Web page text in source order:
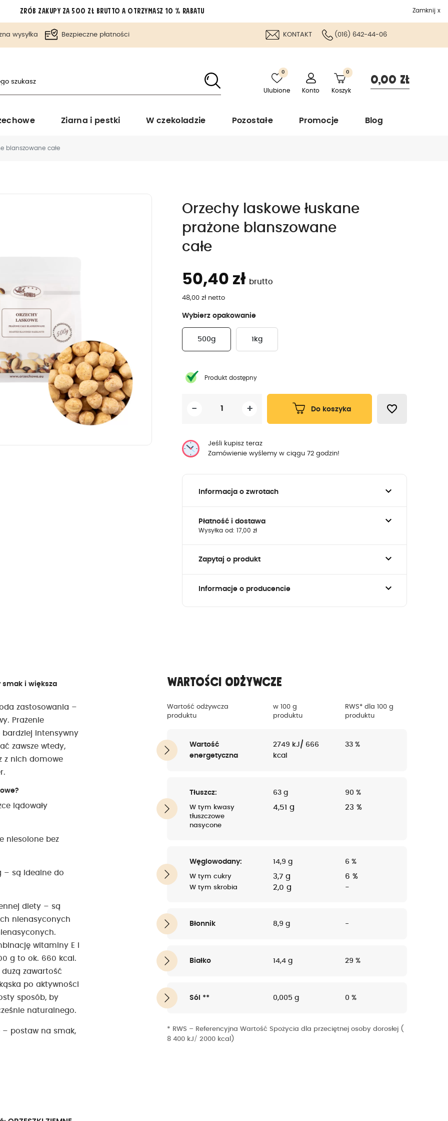
Zrób zakupy za 500 zł brutto a otrzymasz 10 % rabatu Zamknij x
wysyłka Bezpieczne płatności KONTAKT (016) 642-44-06
0
Ulubione Konto
0
Koszyk
0,00 zł
Ziarna i pestki W czekoladzie Pozostałe Promocje Blog
blanszowane całe
keyboard_arrow_right
Orzechy laskowe łuskane
prażone blanszowane
całe
50,40 zł brutto
48,00 zł netto
Wybierz opakowanie
500g 1kg
Produkt dostępny
- + Do koszyka favorite_border
Jeśli kupisz teraz
Zamówienie wyślemy w ciągu 72 godzin!
keyboard_arrow_down
Informacja o zwrotach
keyboard_arrow_down
Płatność i dostawa
Wysyłka od: 17,00 zł
keyboard_arrow_down
Zapytaj o produkt
keyboard_arrow_down
Informacje o producencie
smak i większa
zastosowania –
Prażenie
bardziej intensywny
zawsze wtedy,
z nich domowe
lądowały
niesolone bez
– są idealne do
diety – są
nienasyconych
witaminy E i
g to ok. 660 kcal.
zawartość
po aktywności
sposób, by
naturalnego.
– postaw na smak,
Wartości odżywcze
Wartość odżywcza
produktu
w 100 g
produktu
RWS* dla 100 g
produktu
Wartość
energetyczna
2749 kJ/ 666
kcal
33 %
Tłuszcz:
W tym kwasy
tłuszczowe
nasycone
63 g
4,51 g
90 %
23 %
Węglowodany:
W tym cukry
W tym skrobia
14,9 g
3,7 g
2,0 g
6 %
6 %
-
Błonnik 8,9 g -
Białko 14,4 g 29 %
Sól ** 0,005 g 0 %
* RWS – Referencyjna Wartość Spożycia dla przeciętnej osoby dorosłej (
8 400 kJ/ 2000 kcal)